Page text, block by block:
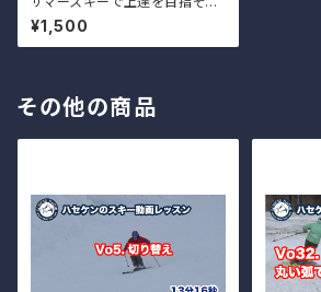
グレステンスキーの特徴を活か
したトレーニング Vo.20
¥1,500
その他の商品